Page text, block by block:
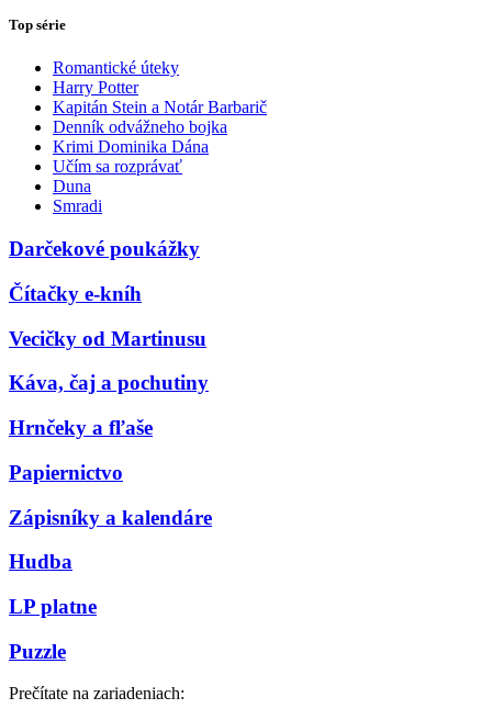
Top série
Romantické úteky
Harry Potter
Kapitán Stein a Notár Barbarič
Denník odvážneho bojka
Krimi Dominika Dána
Učím sa rozprávať
Duna
Smradi
Darčekové poukážky
Čítačky e-kníh
Vecičky od Martinusu
Káva, čaj a pochutiny
Hrnčeky a fľaše
Papiernictvo
Zápisníky a kalendáre
Hudba
LP platne
Puzzle
Prečítate na zariadeniach: